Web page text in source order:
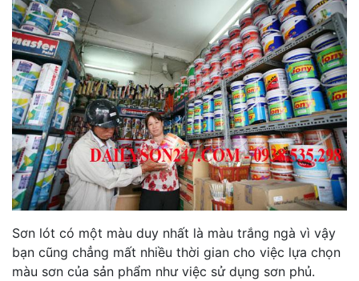
Sơn lót có một màu duy nhất là màu trắng ngà vì vậy
bạn cũng chẳng mất nhiều thời gian cho việc lựa chọn
màu sơn của sản phẩm như việc sử dụng sơn phủ.